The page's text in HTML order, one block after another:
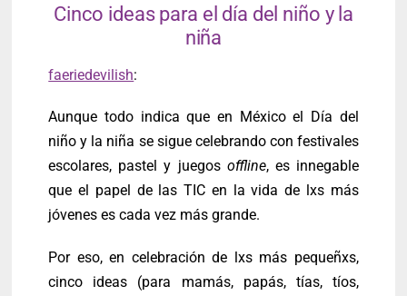
Cinco ideas para el día del niño y la
niña
faeriedevilish:
Aunque todo indica que en México el Día del
niño y la niña se sigue celebrando con festivales
escolares, pastel y juegos offline, es innegable
que el papel de las TIC en la vida de lxs más
jóvenes es cada vez más grande.
Por eso, en celebración de lxs más pequeñxs,
cinco ideas (para mamás, papás, tías, tíos,